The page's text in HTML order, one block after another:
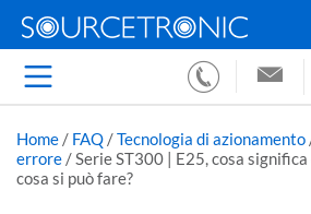
Home / FAQ /Tecnologia di azionamento
errore / Serie ST300 | E25, cosa
cosa si può fare?